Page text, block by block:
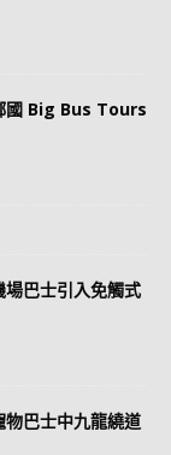
國 Big Bus Tours
場巴士引入免觸式
物巴士中九龍繞道